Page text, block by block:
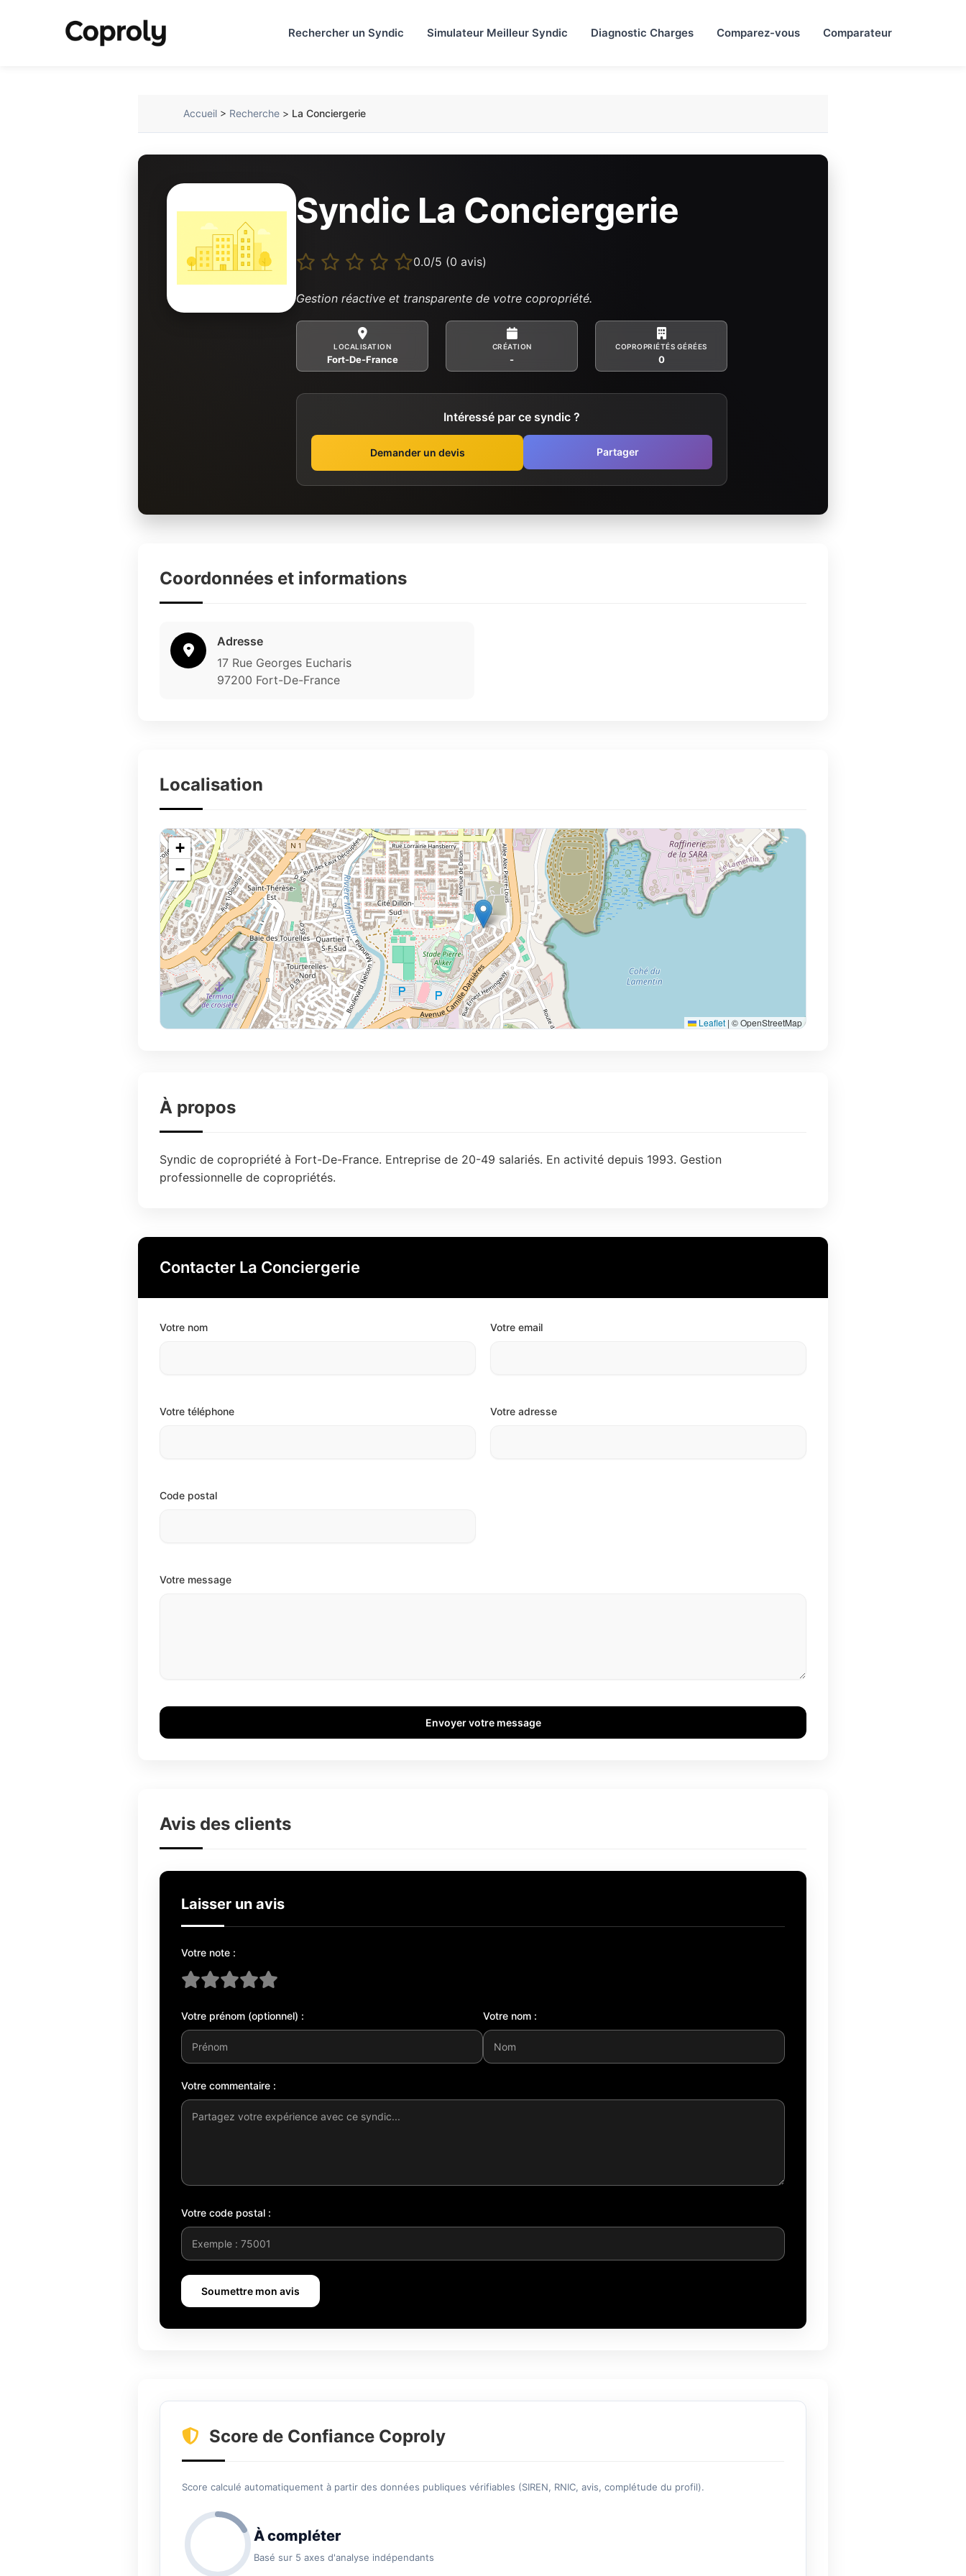
Rechercher un Syndic Simulateur Meilleur Syndic Diagnostic Charges Comparez-vous Comparateur
Accueil > Recherche > La Conciergerie
Syndic La Conciergerie
0.0/5 (0 avis)
Gestion réactive et transparente de votre copropriété.
LOCALISATION
Fort-De-France
CRÉATION
-
COPROPRIÉTÉS GÉRÉES
0
Intéressé par ce syndic ?
Demander un devis Partager
Coordonnées et informations
Adresse
17 Rue Georges Eucharis
97200 Fort-De-France
Localisation
+
−
Leaflet | © OpenStreetMap
À propos
Syndic de copropriété à Fort-De-France. Entreprise de 20-49 salariés. En activité depuis 1993. Gestion
professionnelle de copropriétés.
Contacter La Conciergerie
Votre nom Votre email
Votre téléphone Votre adresse
Code postal
Votre message
Envoyer votre message
Avis des clients
Laisser un avis
Votre note :
Votre prénom (optionnel) : Votre nom :
Votre commentaire :
Votre code postal :
Soumettre mon avis
Score de Confiance Coproly
Score calculé automatiquement à partir des données publiques vérifiables (SIREN, RNIC, avis, complétude du profil).
À compléter
Basé sur 5 axes d'analyse indépendants